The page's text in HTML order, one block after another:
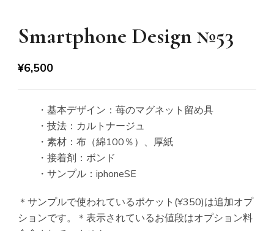
Smartphone Design №53
¥6,500
・基本デザイン：苺のマグネット留め具
・技法：カルトナージュ
・素材：布（綿100％）、厚紙
・接着剤：ボンド
・サンプル：iphoneSE
＊サンプルで使われているポケット(¥350)は追加オプ
ションです。＊表示されているお値段はオプション料